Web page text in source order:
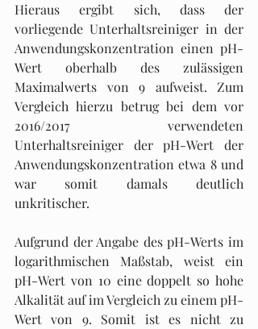
Hieraus ergibt sich, dass der
vorliegende Unterhaltsreiniger in der
Anwendungskonzentration einen pH-
Wert oberhalb des zulässigen
Maximalwerts von 9 aufweist. Zum
Vergleich hierzu betrug bei dem vor
2016/2017 verwendeten
Unterhaltsreiniger der pH-Wert der
Anwendungskonzentration etwa 8 und
war somit damals deutlich
unkritischer.
Aufgrund der Angabe des pH-Werts im
logarithmischen Maßstab, weist ein
pH-Wert von 10 eine doppelt so hohe
Alkalität auf im Vergleich zu einem pH-
Wert von 9. Somit ist es nicht zu